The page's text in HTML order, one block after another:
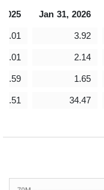
Jan 31, 2026
3.92
1.01
2.14
1.01
1.65
0.59
34.47
68.51